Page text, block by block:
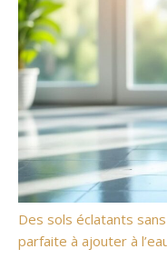
Des sols éclatants
parfaite à ajouter à